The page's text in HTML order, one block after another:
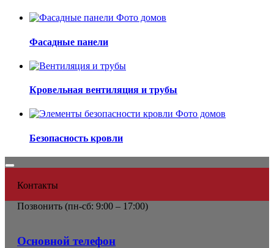
Фасадные панели
Кровельная вентиляция и трубы
Безопасность кровли
Контакты
Позвонить (пн-сб: 9:00 – 17:00)
Основной телефон